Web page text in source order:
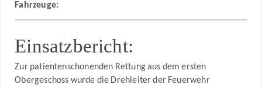
Fahrzeuge:
Einsatzbericht:
Zur patientenschonenden Rettung aus dem ersten
Obergeschoss wurde die Drehleiter der Feuerwehr